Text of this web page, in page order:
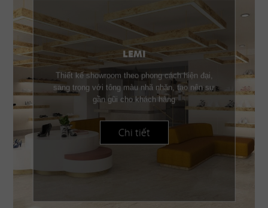
LEMI
Thiết kế showroom theo phong cách hiện đại,
sang trọng với tông màu nhã nhặn, tạo nên sự
gần gũi cho khách hàng
Chi tiết